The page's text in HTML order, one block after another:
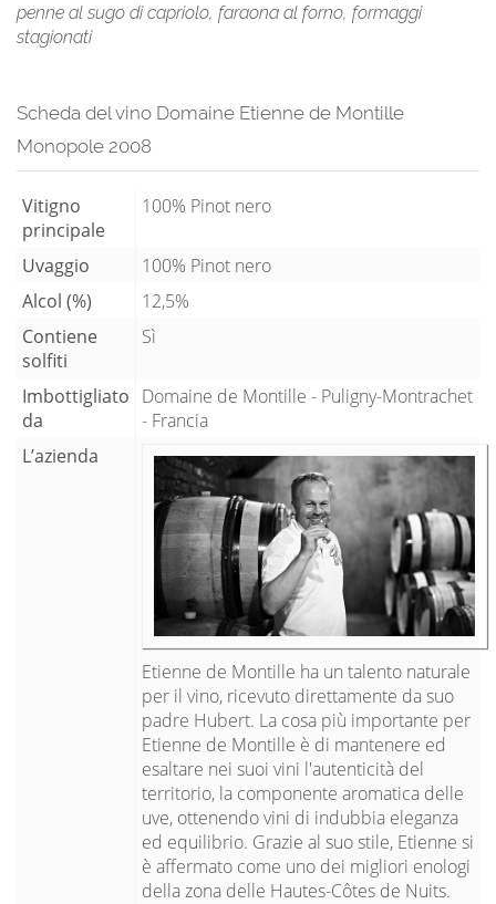
penne al sugo di capriolo, faraona al forno, formaggi
stagionati
Scheda del vino Domaine Etienne de Montille
Monopole 2008
Vitigno
principale
100% Pinot nero
Uvaggio
100% Pinot nero
Alcol (%)
12,5%
Contiene
solfiti
Sì
Imbottigliato
da
Domaine de Montille - Puligny-Montrachet
- Francia
L’azienda
Etienne de Montille ha un talento naturale
per il vino, ricevuto direttamente da suo
padre Hubert. La cosa più importante per
Etienne de Montille è di mantenere ed
esaltare nei suoi vini l'autenticità del
territorio, la componente aromatica delle
uve, ottenendo vini di indubbia eleganza
ed equilibrio. Grazie al suo stile, Etienne si
è affermato come uno dei migliori enologi
della zona delle Hautes-Côtes de Nuits.